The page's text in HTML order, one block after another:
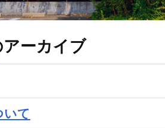
アーカイブ
いて